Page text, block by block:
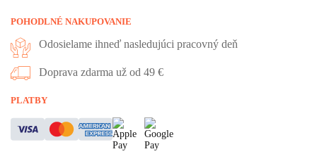
POHODLNÉ NAKUPOVANIE
Odosielame ihneď nasledujúci pracovný deň
Doprava zdarma už od 49 €
PLATBY
Vážime si vaše súkromie
Táto stránka používa cookies, aby vám ponúkla skvelý zážitok z
prehliadania. Všetky dôležité informácie nájdete na stránke Cookies.